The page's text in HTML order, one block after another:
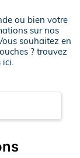
ou bien votre
sur nos
souhaitez en
? trouvez